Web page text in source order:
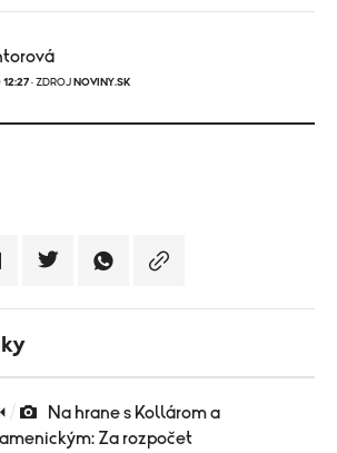
12:27 · ZDROJ NOVINY.SK
Za rozpočet